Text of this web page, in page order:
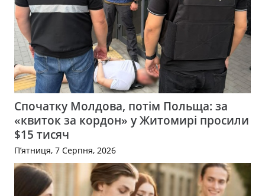
Спочатку Молдова, потім Польща: за
«квиток за кордон» у Житомирі просили
$15 тисяч
П’ятниця, 7 Серпня, 2026